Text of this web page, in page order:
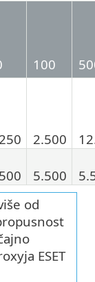
100
2.500
5.500
od
ESET